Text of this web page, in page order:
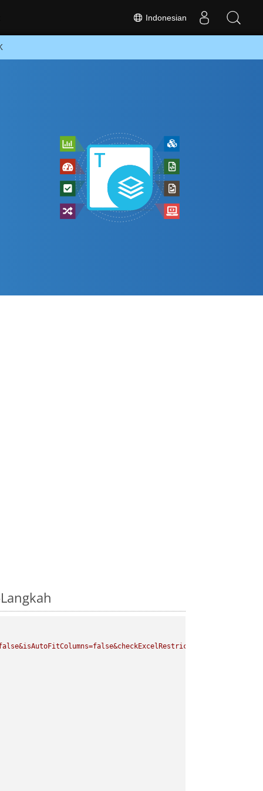
Indonesian